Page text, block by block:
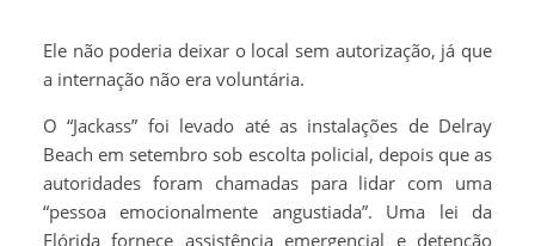
Ele não poderia deixar o local sem autorização, já que
a internação não era voluntária.
O “Jackass” foi levado até as instalações de Delray
Beach em setembro sob escolta policial, depois que as
autoridades foram chamadas para lidar com uma
“pessoa emocionalmente angustiada”. Uma lei da
Flórida fornece assistência emergencial e detenção